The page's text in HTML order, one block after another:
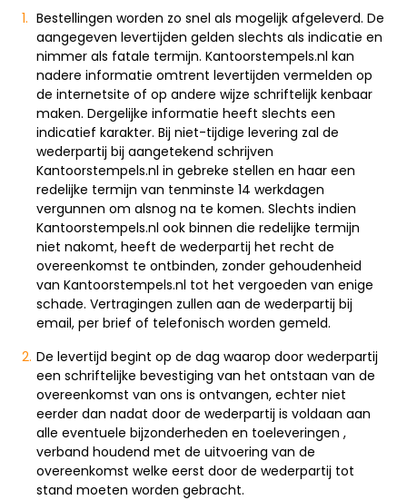
Bestellingen worden zo snel als mogelijk afgeleverd. De
aangegeven levertijden gelden slechts als indicatie en
nimmer als fatale termijn. Kantoorstempels.nl kan
nadere informatie omtrent levertijden vermelden op
de internetsite of op andere wijze schriftelijk kenbaar
maken. Dergelijke informatie heeft slechts een
indicatief karakter. Bij niet-tijdige levering zal de
wederpartij bij aangetekend schrijven
Kantoorstempels.nl in gebreke stellen en haar een
redelijke termijn van tenminste 14 werkdagen
vergunnen om alsnog na te komen. Slechts indien
Kantoorstempels.nl ook binnen die redelijke termijn
niet nakomt, heeft de wederpartij het recht de
overeenkomst te ontbinden, zonder gehoudenheid
van Kantoorstempels.nl tot het vergoeden van enige
schade. Vertragingen zullen aan de wederpartij bij
email, per brief of telefonisch worden gemeld.
De levertijd begint op de dag waarop door wederpartij
een schriftelijke bevestiging van het ontstaan van de
overeenkomst van ons is ontvangen, echter niet
eerder dan nadat door de wederpartij is voldaan aan
alle eventuele bijzonderheden en toeleveringen ,
verband houdend met de uitvoering van de
overeenkomst welke eerst door de wederpartij tot
stand moeten worden gebracht.